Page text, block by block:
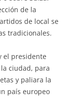
de la
de local se
tradicionales.
el presidente
ciudad, para
y paliara la
país europeo